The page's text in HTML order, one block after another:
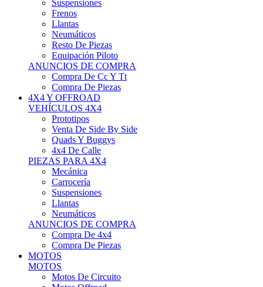
Suspensiones
Frenos
Llantas
Neumáticos
Resto De Piezas
Equipación Piloto
ANUNCIOS DE COMPRA
Compra De Cc Y Tt
Compra De Piezas
4X4 Y OFFROAD
VEHÍCULOS 4X4
Prototipos
Venta De Side By Side
Quads Y Buggys
4x4 De Calle
PIEZAS PARA 4X4
Mecánica
Carrocería
Suspensiones
Llantas
Neumáticos
ANUNCIOS DE COMPRA
Compra De 4x4
Compra De Piezas
MOTOS
MOTOS
Motos De Circuito